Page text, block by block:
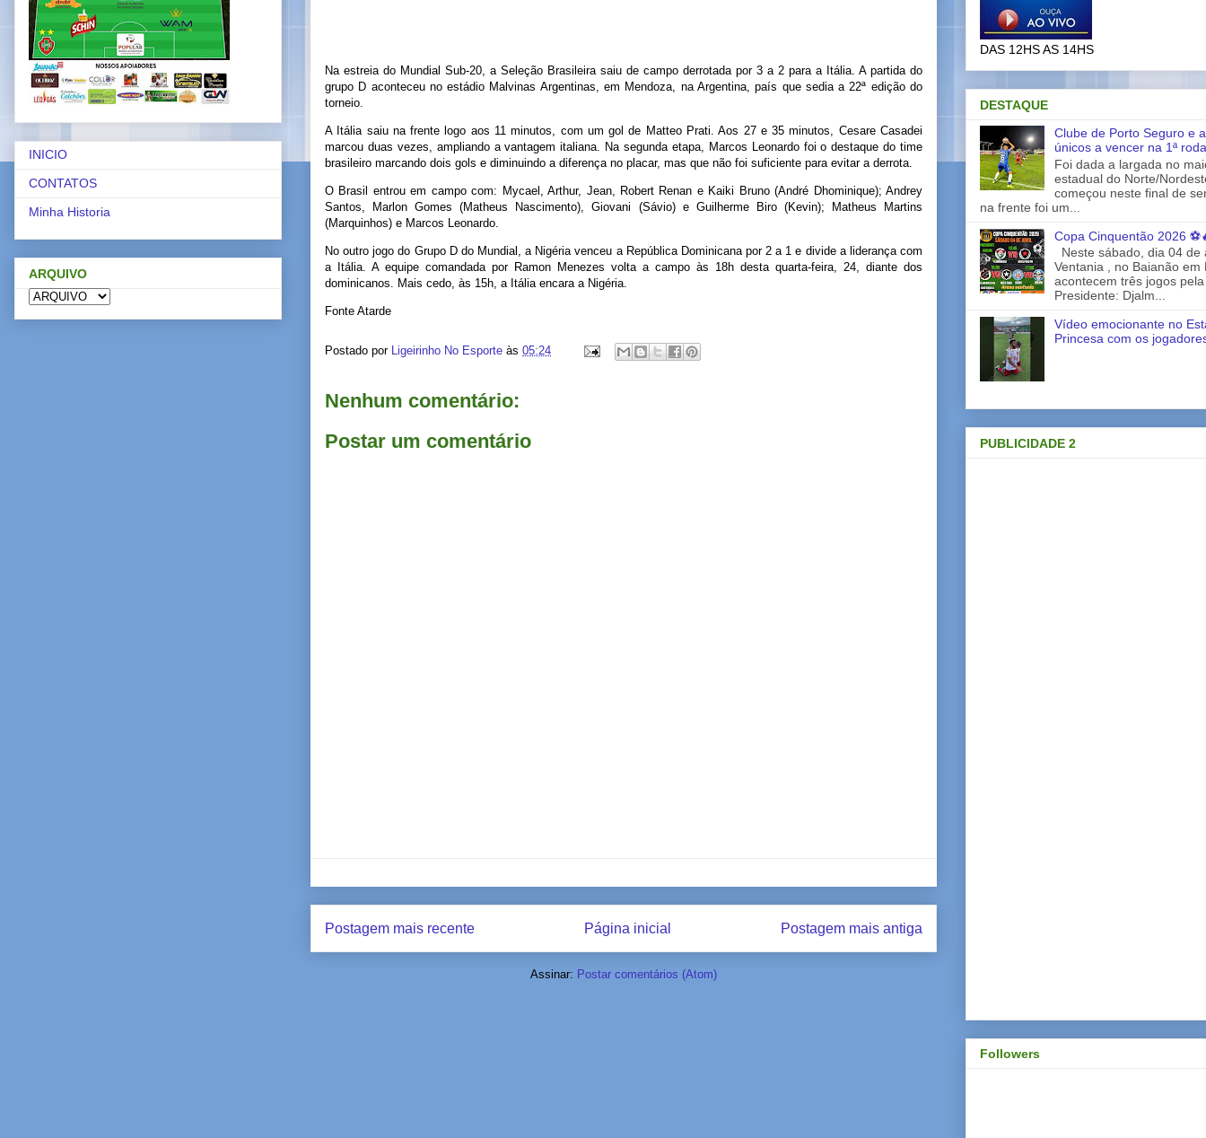
Na estreia do Mundial Sub-20, a Seleção Brasileira saiu de campo derrotada por 3 a 2 para a Itália. A partida do
grupo D aconteceu no estádio Malvinas Argentinas, em Mendoza, na Argentina, país que sedia a 22ª edição do
torneio.
A Itália saiu na frente logo aos 11 minutos, com um gol de Matteo Prati. Aos 27 e 35 minutos, Cesare Casadei
marcou duas vezes, ampliando a vantagem italiana. Na segunda etapa, Marcos Leonardo foi o destaque do time
brasileiro marcando dois gols e diminuindo a diferença no placar, mas que não foi suficiente para evitar a derrota.
O Brasil entrou em campo com: Mycael, Arthur, Jean, Robert Renan e Kaiki Bruno (André Dhominique); Andrey
Santos, Marlon Gomes (Matheus Nascimento), Giovani (Sávio) e Guilherme Biro (Kevin); Matheus Martins
(Marquinhos) e Marcos Leonardo.
No outro jogo do Grupo D do Mundial, a Nigéria venceu a República Dominicana por 2 a 1 e divide a liderança com
a Itália. A equipe comandada por Ramon Menezes volta a campo às 18h desta quarta-feira, 24, diante dos
dominicanos. Mais cedo, às 15h, a Itália encara a Nigéria.
Fonte Atarde
Postado por Ligeirinho No Esporte às 05:24
Nenhum comentário:
Postar um comentário
Postagem mais recente Postagem mais antiga
Página inicial
Assinar: Postar comentários (Atom)
INICIO
CONTATOS
Minha Historia
ARQUIVO
DAS 12HS AS 14HS
DESTAQUE
Clube de Porto Seguro e
únicos a vencer na 1ª
Foi dada a largada no
estadual do Norte/
começou neste final de
na frente foi um...
Copa Cinquentão 2026
Neste sábado, dia 04 de
Ventania , no Baianão em
acontecem três jogos
Presidente: Djalm...
Vídeo emocionante no
Princesa com os
PUBLICIDADE 2
Followers